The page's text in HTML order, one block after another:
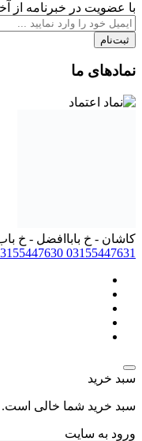
با عضویت در خبرنامه از
ثبت‌نام
نمادهای ما
کاشان - خ باباافضل - خ
03155447631
سبد خرید
سبد خرید شما خالی است.
ورود به سایت